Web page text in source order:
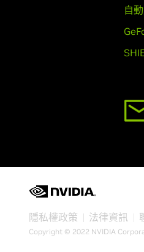
自
隱私權政策 法律資訊
Copyright © 2022 NVIDIA